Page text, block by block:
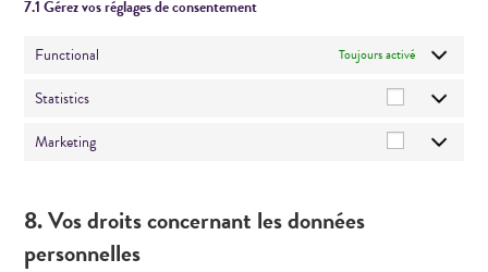
7.1 Gérez vos réglages de consentement
Functional Toujours activé
Statistics
Marketing
8. Vos droits concernant les données
personnelles